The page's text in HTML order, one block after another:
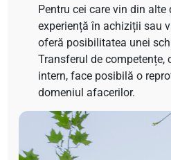
Pentru cei care vin din alte
experiență în achiziții sau
oferă posibilitatea unei
Transferul de
intern, face posibilă o
domeniul afacerilor.